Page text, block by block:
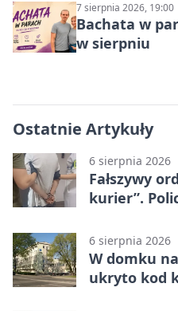
7 sierpnia 2026, 19:00
Bachata w
w sierpniu
Ostatnie Artykuły
6 sierpnia 2026
Fałszywy
kurier”.
6 sierpnia 2026
W domku
ukryto kod